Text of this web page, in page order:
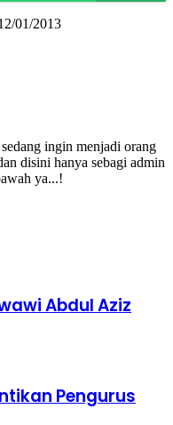
01/2013
ingin menjadi orang
disini hanya sebagi admin
ya...!
Abdul Aziz
Pengurus